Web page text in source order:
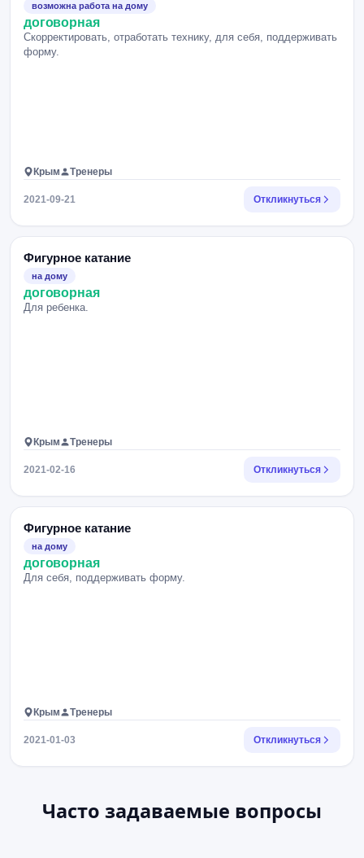
возможна работа на дому
договорная
Скорректировать, отработать технику, для себя, поддерживать
форму.
Крым Тренеры
2021-09-21 Откликнуться
Фигурное катание
на дому
договорная
Для ребенка.
Крым Тренеры
2021-02-16 Откликнуться
Фигурное катание
на дому
договорная
Для себя, поддерживать форму.
Крым Тренеры
2021-01-03 Откликнуться
Часто задаваемые вопросы